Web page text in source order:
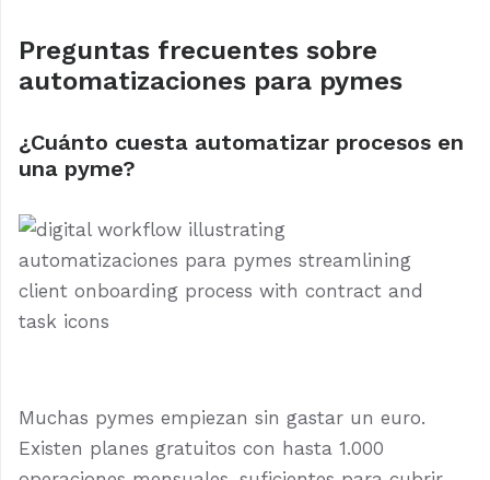
Preguntas frecuentes sobre
automatizaciones para pymes
¿Cuánto cuesta automatizar procesos en
una pyme?
Muchas pymes empiezan sin gastar un euro.
Existen planes gratuitos con hasta 1.000